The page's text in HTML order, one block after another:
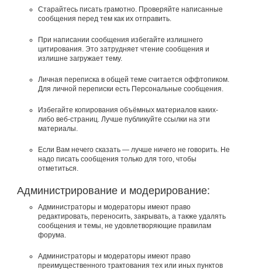
Старайтесь писать грамотно. Проверяйте написанные
сообщения перед тем как их отправить.
При написании сообщения избегайте излишнего
цитирования. Это затрудняет чтение сообщения и
излишне загружает тему.
Личная переписка в общей теме считается оффтопиком.
Для личной переписки есть Персональные сообщения.
Избегайте копирования объёмных материалов каких-
либо веб-страниц. Лучше публикуйте ссылки на эти
материалы.
Если Вам нечего сказать — лучше ничего не говорить. Не
надо писать сообщения только для того, чтобы
отметиться.
Администрирование и модерирование:
Администраторы и модераторы имеют право
редактировать, переносить, закрывать, а также удалять
сообщения и темы, не удовлетворяющие правилам
форума.
Администраторы и модераторы имеют право
преимущественного трактования тех или иных пунктов